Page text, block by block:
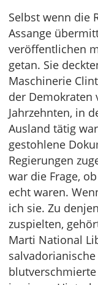
Selbst wenn die
Assange
veröffentlichen
getan. Sie
Maschinerie
der Demokraten
Jahrzehnten, in
Ausland tätig
gestohlene
Regierungen
war die Frage,
echt waren.
ich sie. Zu
zuspielten,
Marti National